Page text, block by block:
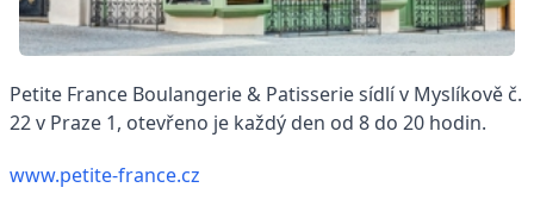
Petite France Boulangerie & Patisserie sídlí v Myslíkově č.
22 v Praze 1, otevřeno je každý den od 8 do 20 hodin.
www.petite-france.cz